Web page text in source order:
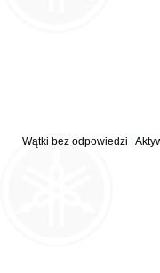
Wątki bez odpowiedzi